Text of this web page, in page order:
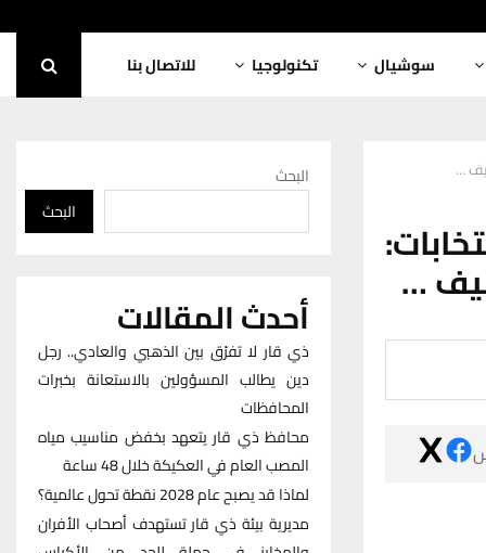
سوشيال تكنولوجيا للاتصال بنا
…
…
البحث
البحث
أحدث المقالات
ذي قار لا تفرّق بين الذهبي والعادي.. رجل
دين يطالب المسؤولين بالاستعانة بخبرات
المحافظات
محافظ ذي قار يتعهد بخفض مناسيب مياه
المصب العام في العكيكة خلال 48 ساعة
لماذا قد يصبح عام 2028 نقطة تحول عالمية؟
مديرية بيئة ذي قار تستهدف أصحاب الأفران